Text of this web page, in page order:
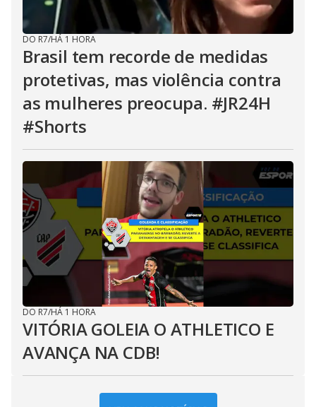
DO R7/HÁ 1 HORA
Brasil tem recorde de medidas
protetivas, mas violência contra
as mulheres preocupa. #JR24H
#Shorts
DO R7/HÁ 1 HORA
VITÓRIA GOLEIA O ATHLETICO E
AVANÇA NA CDB!